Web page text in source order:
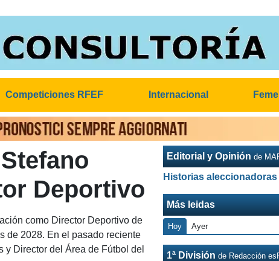
Competiciones RFEF Internacional
Deportivo
como Director Deportivo de
de 2028. En el pasado reciente
y Director del Área de Fútbol del
Editorial y Opinión de
Historias
Más leidas
Hoy Ayer
1ª División de Redacción